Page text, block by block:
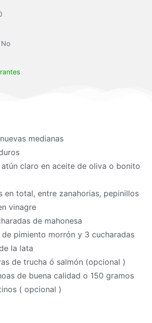
medianas
claro en aceite de oliva o bonito
en total, entre zanahorias, pepinillos
vinagre
de mahonesa
de pimiento morrón y 3 cucharadas
la lata
de trucha ó salmón (opcional )
de buena calidad o 150 gramos
( opcional )